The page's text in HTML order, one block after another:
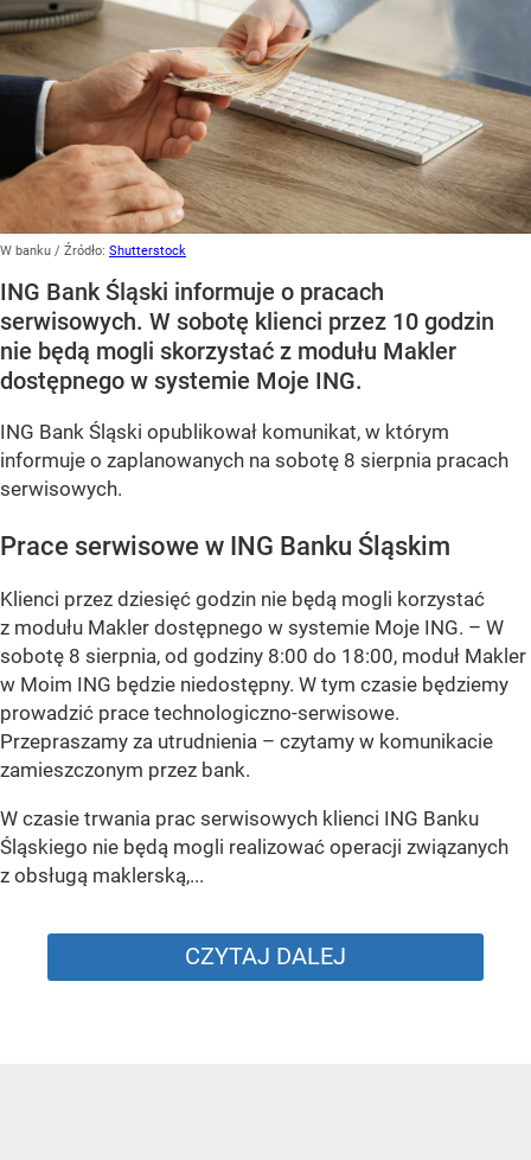
W banku / Źródło: Shutterstock
ING Bank Śląski informuje o pracach
serwisowych. W sobotę klienci przez 10 godzin
nie będą mogli skorzystać z modułu Makler
dostępnego w systemie Moje ING.
ING Bank Śląski opublikował komunikat, w którym
informuje o zaplanowanych na sobotę 8 sierpnia pracach
serwisowych.
Prace serwisowe w ING Banku Śląskim
Klienci przez dziesięć godzin nie będą mogli korzystać
z modułu Makler dostępnego w systemie Moje ING. – W
sobotę 8 sierpnia, od godziny 8:00 do 18:00, moduł Makler
w Moim ING będzie niedostępny. W tym czasie będziemy
prowadzić prace technologiczno-serwisowe.
Przepraszamy za utrudnienia – czytamy w komunikacie
zamieszczonym przez bank.
W czasie trwania prac serwisowych klienci ING Banku
Śląskiego nie będą mogli realizować operacji związanych
z obsługą maklerską,...
CZYTAJ DALEJ